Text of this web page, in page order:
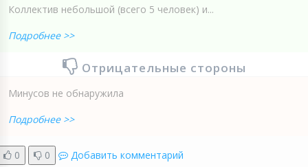
Коллектив небольшой (всего 5 человек) и...
Подробнее >>
Отрицательные стороны
Минусов не обнаружила
Подробнее >>
0 0 Добавить комментарий